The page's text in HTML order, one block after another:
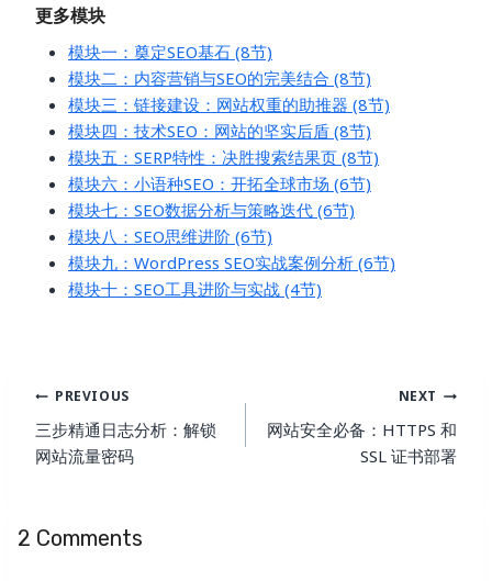
更多模块
模块一：奠定SEO基石 (8节)
模块二：内容营销与SEO的完美结合 (8节)
模块三：链接建设：网站权重的助推器 (8节)
模块四：技术SEO：网站的坚实后盾 (8节)
模块五：SERP特性：决胜搜索结果页 (8节)
模块六：小语种SEO：开拓全球市场 (6节)
模块七：SEO数据分析与策略迭代 (6节)
模块八：SEO思维进阶 (6节)
模块九：WordPress SEO实战案例分析 (6节)
模块十：SEO工具进阶与实战 (4节)
Post
Navigation
PREVIOUS
三步精通日志分析：解锁
网站流量密码
NEXT
网站安全必备：HTTPS 和
SSL 证书部署
2 Comments